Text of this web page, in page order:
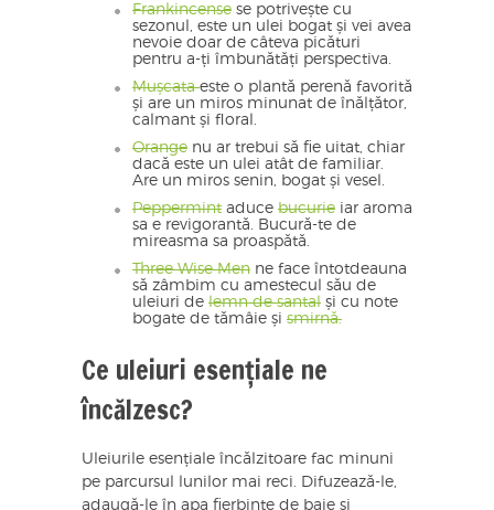
Frankincense se potrivește cu
sezonul, este un ulei bogat și vei avea
nevoie doar de câteva picături
pentru a-ți îmbunătăți perspectiva.
Mușcataeste o plantă perenă favorită
și are un miros minunat de înălțător,
calmant și floral.
Orange nu ar trebui să fie uitat, chiar
dacă este un ulei atât de familiar.
Are un miros senin, bogat și vesel.
Peppermint aduce bucurie iar aroma
sa e revigorantă. Bucură-te de
mireasma sa proaspătă.
Three Wise Men ne face întotdeauna
să zâmbim cu amestecul său de
uleiuri de lemn de santal și cu note
bogate de tămâie și smirnă.
Ce uleiuri esențiale ne
încălzesc?
Uleiurile esențiale încălzitoare fac minuni
pe parcursul lunilor mai reci. Difuzează-le,
adaugă-le în apa fierbinte de baie și